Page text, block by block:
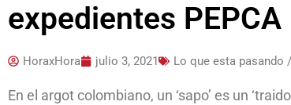
expedientes PEPCA
HoraxHora julio 3, 2021 Lo que esta pasando
En el argot colombiano, un ‘sapo’ es un